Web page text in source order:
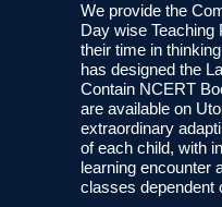
We provide the
Day wise Teaching
their time in
has designed the
Contain NCERT
are available on
extraordinary
of each child, with
learning encounter
classes dependent